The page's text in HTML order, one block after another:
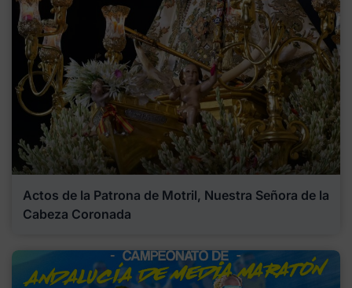
Actos de la Patrona de Motril, Nuestra Señora de la
Cabeza Coronada